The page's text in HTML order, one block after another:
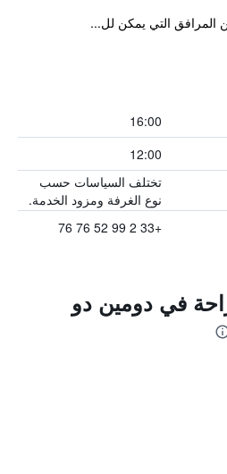
التي يمكن لل...
16:00
12:00
تختلف السياسات حسب
نوع الغرفة ومزود الخدمة.
+33 2 99 52 76 76
في دومين دو